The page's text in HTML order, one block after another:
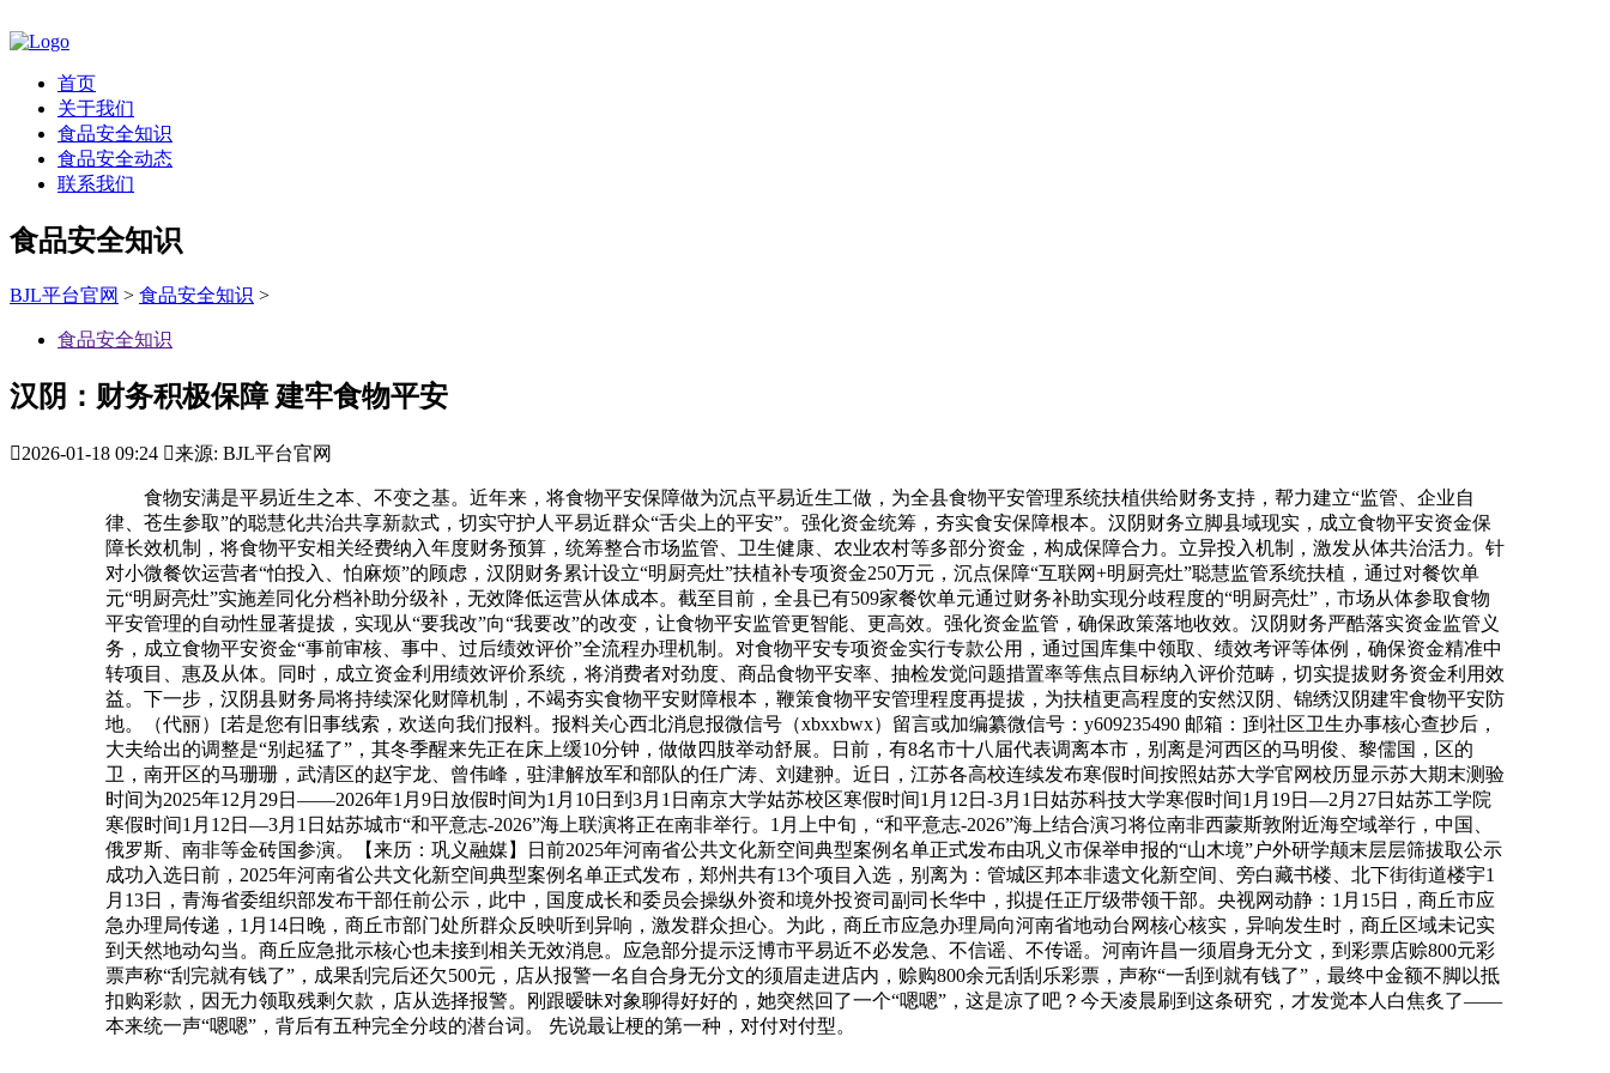
首页
关于我们
食品安全知识
食品安全动态
联系我们
食品安全知识
BJL平台官网 > 食品安全知识 >
食品安全知识
汉阴：财务积极保障 建牢食物平安
2026-01-18 09:24 来源: BJL平台官网
食物安满是平易近生之本、不变之基。近年来，将食物平安保障做为沉点平易近生工做，为全县食物平安管理系统扶植供给财务支持，帮力建立“监管、企业自
律、苍生参取”的聪慧化共治共享新款式，切实守护人平易近群众“舌尖上的平安”。强化资金统筹，夯实食安保障根本。汉阴财务立脚县域现实，成立食物平安资金保
障长效机制，将食物平安相关经费纳入年度财务预算，统筹整合市场监管、卫生健康、农业农村等多部分资金，构成保障合力。立异投入机制，激发从体共治活力。针
对小微餐饮运营者“怕投入、怕麻烦”的顾虑，汉阴财务累计设立“明厨亮灶”扶植补专项资金250万元，沉点保障“互联网+明厨亮灶”聪慧监管系统扶植，通过对餐饮单
元“明厨亮灶”实施差同化分档补助分级补，无效降低运营从体成本。截至目前，全县已有509家餐饮单元通过财务补助实现分歧程度的“明厨亮灶”，市场从体参取食物
平安管理的自动性显著提拔，实现从“要我改”向“我要改”的改变，让食物平安监管更智能、更高效。强化资金监管，确保政策落地收效。汉阴财务严酷落实资金监管义
务，成立食物平安资金“事前审核、事中、过后绩效评价”全流程办理机制。对食物平安专项资金实行专款公用，通过国库集中领取、绩效考评等体例，确保资金精准中
转项目、惠及从体。同时，成立资金利用绩效评价系统，将消费者对劲度、商品食物平安率、抽检发觉问题措置率等焦点目标纳入评价范畴，切实提拔财务资金利用效
益。下一步，汉阴县财务局将持续深化财障机制，不竭夯实食物平安财障根本，鞭策食物平安管理程度再提拔，为扶植更高程度的安然汉阴、锦绣汉阴建牢食物平安防
地。（代丽）[若是您有旧事线索，欢送向我们报料。报料关心西北消息报微信号（xbxxbwx）留言或加编纂微信号：y609235490 邮箱：]到社区卫生办事核心查抄后，
大夫给出的调整是“别起猛了”，其冬季醒来先正在床上缓10分钟，做做四肢举动舒展。日前，有8名市十八届代表调离本市，别离是河西区的马明俊、黎儒国，区的
卫，南开区的马珊珊，武清区的赵宇龙、曾伟峰，驻津解放军和部队的任广涛、刘建翀。近日，江苏各高校连续发布寒假时间按照姑苏大学官网校历显示苏大期末测验
时间为2025年12月29日——2026年1月9日放假时间为1月10日到3月1日南京大学姑苏校区寒假时间1月12日-3月1日姑苏科技大学寒假时间1月19日—2月27日姑苏工学院
寒假时间1月12日—3月1日姑苏城市“和平意志-2026”海上联演将正在南非举行。1月上中旬，“和平意志-2026”海上结合演习将位南非西蒙斯敦附近海空域举行，中国、
俄罗斯、南非等金砖国参演。【来历：巩义融媒】日前2025年河南省公共文化新空间典型案例名单正式发布由巩义市保举申报的“山木境”户外研学颠末层层筛拔取公示
成功入选日前，2025年河南省公共文化新空间典型案例名单正式发布，郑州共有13个项目入选，别离为：管城区邦本非遗文化新空间、旁白藏书楼、北下街街道楼宇1
月13日，青海省委组织部发布干部任前公示，此中，国度成长和委员会操纵外资和境外投资司副司长华中，拟提任正厅级带领干部。央视网动静：1月15日，商丘市应
急办理局传递，1月14日晚，商丘市部门处所群众反映听到异响，激发群众担心。为此，商丘市应急办理局向河南省地动台网核心核实，异响发生时，商丘区域未记实
到天然地动勾当。商丘应急批示核心也未接到相关无效消息。应急部分提示泛博市平易近不必发急、不信谣、不传谣。河南许昌一须眉身无分文，到彩票店赊800元彩
票声称“刮完就有钱了”，成果刮完后还欠500元，店从报警一名自合身无分文的须眉走进店内，赊购800余元刮刮乐彩票，声称“一刮到就有钱了”，最终中金额不脚以抵
扣购彩款，因无力领取残剩欠款，店从选择报警。刚跟暧昧对象聊得好好的，她突然回了一个“嗯嗯”，这是凉了吧？今天凌晨刷到这条研究，才发觉本人白焦炙了——
本来统一声“嗯嗯”，背后有五种完全分歧的潜台词。 先说最让梗的第一种，对付对付型。